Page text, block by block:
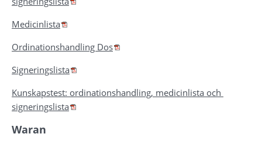
Medicinlista Pdf, 250.5 kB.
Ordinationshandling Dos Pdf, 144.5 kB.
Signeringslista Pdf, 106.8 kB.
Kunskapstest: ordinationshandling, medicinlista och
signeringslista Pdf, 91.2 kB.
Waran